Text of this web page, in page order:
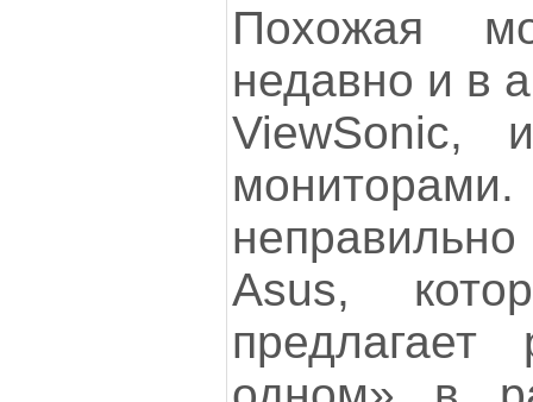
Похожая
недавно и в
ViewSonic,
Asus,